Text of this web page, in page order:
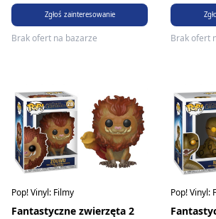
Zgłoś zainteresowanie
Brak ofert na bazarze Brak ofert
Pop! Vinyl: Filmy
Fantastyczne zwierzęta 2
Pop! Vinyl: